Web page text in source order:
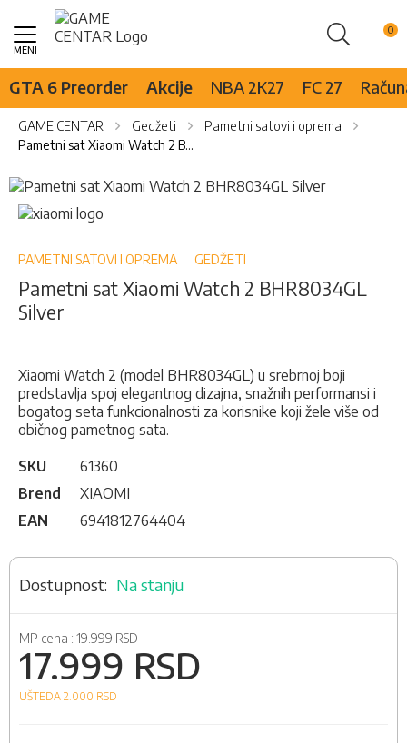
Pretraži
Skip
Content
GTA 6 Preorder Akcije NBA 2K27 FC 27
GAME CENTAR Gedžeti
Pametni satovi i oprema
Pametni sat Xiaomi Watch 2 BHR8034GL Silver
Skip
to
the
of
images
gallery
Skip
to
beginning
the
images
PAMETNI SATOVI I OPREMA GEDŽETI
Pametni sat Xiaomi Watch 2 BHR8034GL
Silver
Xiaomi Watch 2 (model BHR8034GL) u srebrnoj boji
predstavlja spoj elegantnog dizajna, snažnih performansi i
bogatog seta funkcionalnosti za korisnike koji žele više od
običnog pametnog sata.
SKU
61360
Brend
XIAOMI
EAN
6941812764404
Na stanju
MP cena : 19.999 RSD
17.999 RSD
UŠTEDA 2.000 RSD